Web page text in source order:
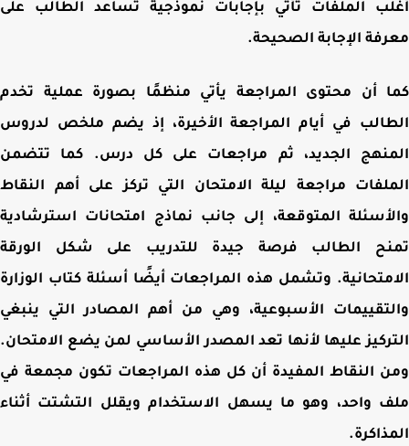
الملفات تأتي بإجابات نموذجية تساعد الطالب على
الإجابة الصحيحة.
أنمحتوى المراجعة يأتي منظمًا بصورة عملية تخدم
في أيام المراجعة الأخيرة، إذ يضم ملخص لدروس
الجديد، ثم مراجعات على كل درس. كما تتضمن
مراجعة ليلة الامتحان التي تركز على أهم النقاط
المتوقعة، إلى جانب نماذج امتحانات استرشادية
الطالب فرصة جيدة للتدريب على شكل الورقة
وتشمل هذه المراجعات أيضًا أسئلة كتاب الوزارة
الأسبوعية، وهي من أهم المصادر التي ينبغي
عليها لأنها تعد المصدر الأساسي لمن يضع الامتحان.
النقاط المفيدة أن كل هذه المراجعات تكون مجمعة في
واحد، وهو ما يسهل الاستخدام ويقلل التشتت أثناء